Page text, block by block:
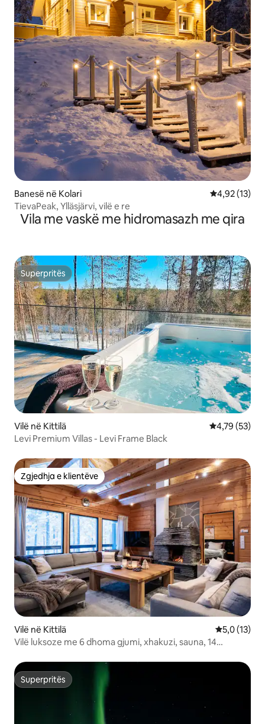
Banesë në Kolari Vlerësimi
4,92 (13)
TievaPeak, Ylläsjärvi, vilë e re
Vila me vaskë me hidromasazh me qira
Superpritës
Superpritës
Vilë në Kittilä Vlerësimi
4,79 (53)
Levi Premium Villas - Levi Frame Black
Zgjedhja e klientëve
Zgjedhja e klientëve
Vilë në Kittilä Vlerësimi
5,0 (13)
Vilë luksoze me 6 dhoma gjumi, xhakuzi, sauna, 14
Superpritës
Superpritës